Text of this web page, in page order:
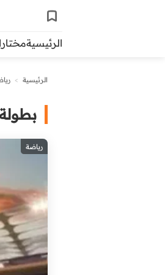
الرئيسية
الرئيسية >
رياضة